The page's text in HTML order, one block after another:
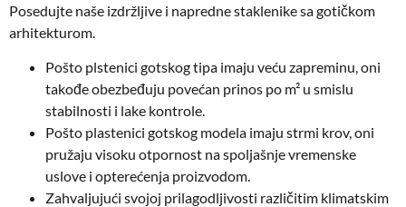
Posedujte naše izdržljive i napredne staklenike sa gotičkom
arhitekturom.
Pošto plstenici gotskog tipa imaju veću zapreminu, oni
takođe obezbeđuju povećan prinos po m² u smislu
stabilnosti i lake kontrole.
Pošto plastenici gotskog modela imaju strmi krov, oni
pružaju visoku otpornost na spoljašnje vremenske
uslove i opterećenja proizvodom.
Zahvaljujući svojoj prilagodljivosti različitim klimatskim